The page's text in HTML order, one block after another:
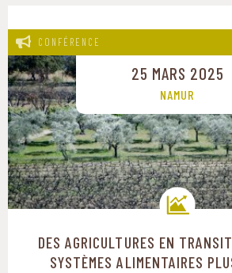
CONFÉRENCE
25 MARS 2025
NAMUR
Trajectoires de transition
DES AGRICULTURES EN
SYSTÈMES ALIMENTAIRES